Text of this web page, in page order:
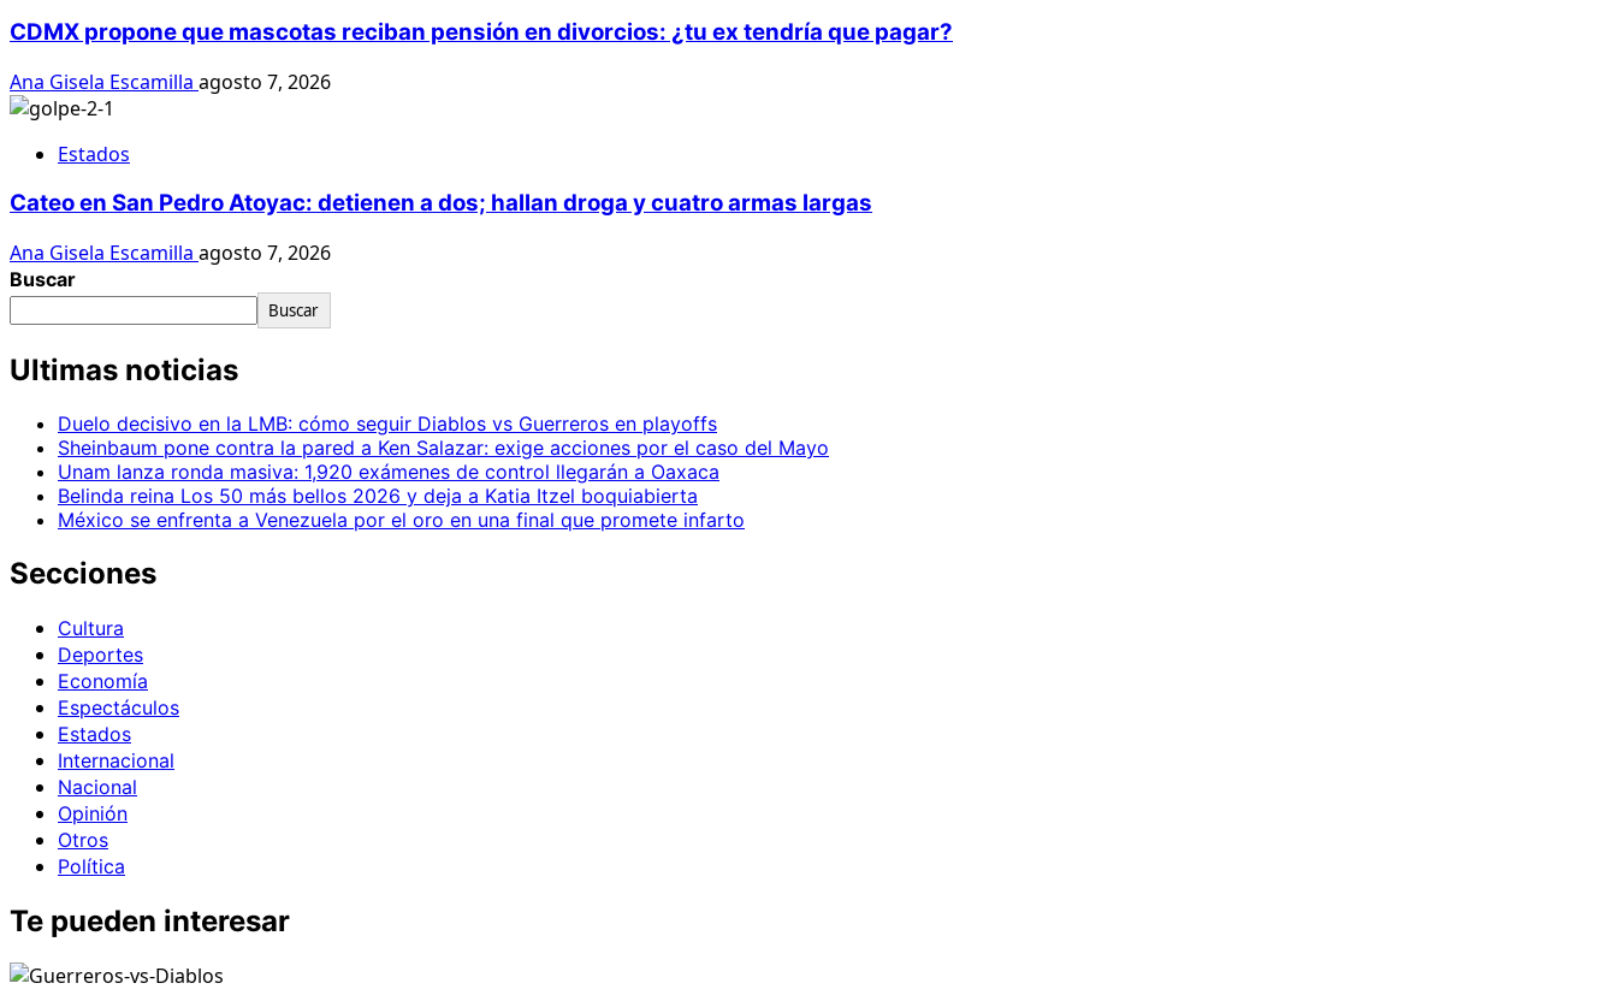
CDMX propone que mascotas reciban pensión en divorcios: ¿tu ex tendría que pagar?
Ana Gisela Escamilla agosto 7, 2026
Estados
Cateo en San Pedro Atoyac: detienen a dos; hallan droga y cuatro armas largas
Ana Gisela Escamilla agosto 7, 2026
Buscar
Buscar
Ultimas noticias
Duelo decisivo en la LMB: cómo seguir Diablos vs Guerreros en playoffs
Sheinbaum pone contra la pared a Ken Salazar: exige acciones por el caso del Mayo
Unam lanza ronda masiva: 1,920 exámenes de control llegarán a Oaxaca
Belinda reina Los 50 más bellos 2026 y deja a Katia Itzel boquiabierta
México se enfrenta a Venezuela por el oro en una final que promete infarto
Secciones
Cultura
Deportes
Economía
Espectáculos
Estados
Internacional
Nacional
Opinión
Otros
Política
Te pueden interesar